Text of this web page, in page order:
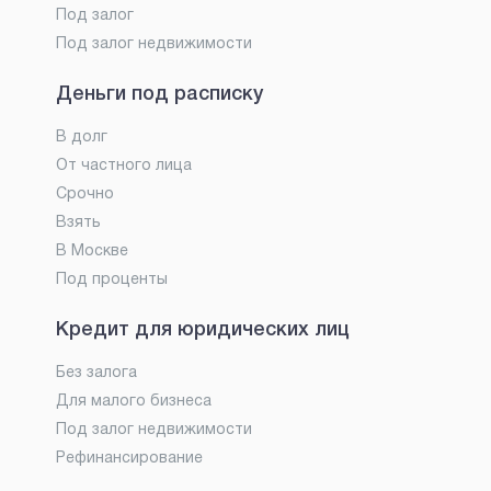
Под залог
Под залог недвижимости
Деньги под расписку
В долг
От частного лица
Срочно
Взять
В Москве
Под проценты
Кредит для юридических лиц
Без залога
Для малого бизнеса
Под залог недвижимости
Рефинансирование